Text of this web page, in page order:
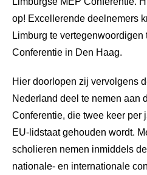
op! Excellerende deelnemers
Limburg te
Conferentie in Den Haag.
Hier doorlopen zij vervolgens
Nederland deel te nemen aan
Conferentie, die twee keer per
EU-lidstaat gehouden wordt.
scholieren nemen inmiddels
nationale- en internationale